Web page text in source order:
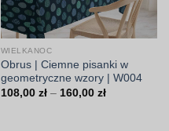
WIELKANOC
Obrus | Ciemne pisanki w
geometryczne wzory | W004
108,00 zł – 160,00 złZakres